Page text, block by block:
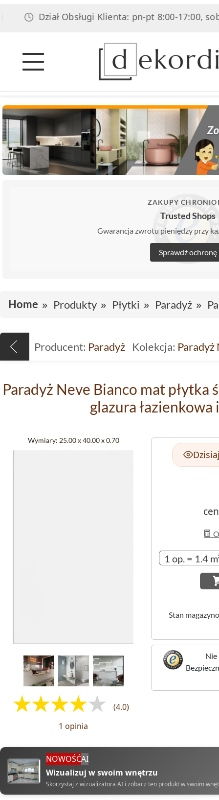
Dział Obsługi Klienta: pn-pt 8:00-17:00, sob 8:00-
ZAKUPY
Trusted Shops
Gwarancja zwrotu pieniędzy przy
Sprawdź ochronę
Home Produkty Płytki Paradyż
Producent: Paradyż Kolekcja: Paradyż
Paradyż Neve Bianco mat płytka
glazura łazienkowa
Wymiary: 25.00 x 40.00 x 0.70
(4.0)
1 opinia
Stan
Nie
NOWOŚĆAI
Wizualizuj w swoim wnętrzu
Skorzystaj z wizualizatora AI i zobacz ten produkt w swoim